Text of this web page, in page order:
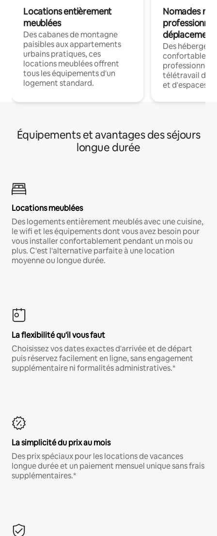
Locations entièrement
meublées
Des cabanes de montagne
paisibles aux appartements
urbains pratiques, ces
locations meublées offrent
tous les équipements d'un
logement standard.
Nomades
déplacement
Des
confortables
professionnels
télétravail
et d'espaces
Équipements et avantages des séjours
longue durée
Locations meublées
Des logements entièrement meublés avec une cuisine,
le wifi et les équipements dont vous avez besoin pour
vous installer confortablement pendant un mois ou
plus. C'est l'alternative parfaite à une location
moyenne ou longue durée.
La flexibilité qu'il vous faut
Choisissez vos dates exactes d'arrivée et de départ
puis réservez facilement en ligne, sans engagement
supplémentaire ni formalités administratives.*
La simplicité du prix au mois
Des prix spéciaux pour les locations de vacances
longue durée et un paiement mensuel unique sans frais
supplémentaires.*